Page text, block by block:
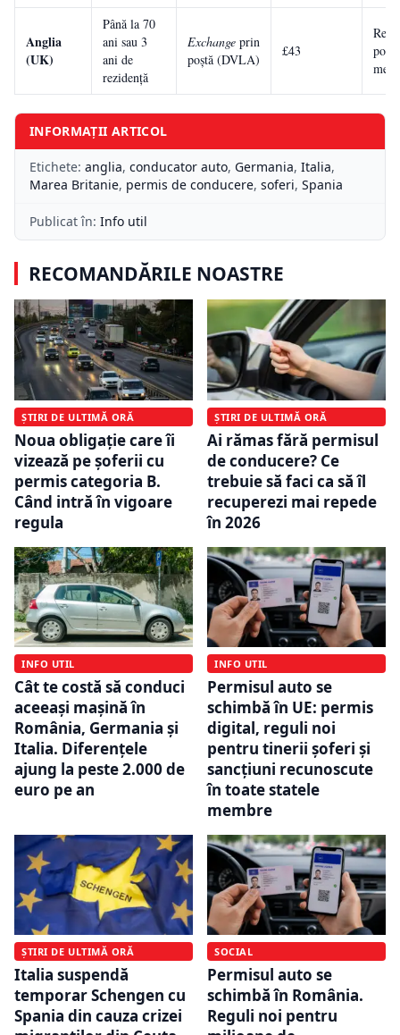
Anglia
(UK)
Până la 70
ani sau 3
ani de
rezidență
Exchange prin
poștă (DVLA)
£43
INFORMAȚII ARTICOL
Etichete: anglia, conducator auto, Germania, Italia,
Marea Britanie, permis de conducere, soferi, Spania
Publicat în: Info util
RECOMANDĂRILE NOASTRE
ȘTIRI DE ULTIMĂ ORĂ
Noua obligație care îi
vizează pe șoferii cu
permis categoria B.
Când intră în vigoare
regula
ȘTIRI DE ULTIMĂ ORĂ
Ai rămas fără permisul
de conducere? Ce
trebuie să faci ca să îl
recuperezi mai repede
în 2026
INFO UTIL
Cât te costă să conduci
aceeași mașină în
România, Germania și
Italia. Diferențele
ajung la peste 2.000 de
euro pe an
INFO UTIL
Permisul auto se
schimbă în UE: permis
digital, reguli noi
pentru tinerii șoferi și
sancțiuni recunoscute
în toate statele
membre
ȘTIRI DE ULTIMĂ ORĂ
Italia suspendă
temporar Schengen cu
Spania din cauza crizei
SOCIAL
Permisul auto se
schimbă în România.
Reguli noi pentru